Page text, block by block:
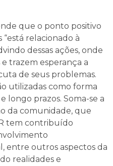
que o ponto positivo
“está relacionado à
dessas ações, onde
e trazem esperança a
de seus problemas.
utilizadas como forma
longo prazos. Soma-se a
da comunidade, que
tem contribuído
entre outros aspectos da
realidades e